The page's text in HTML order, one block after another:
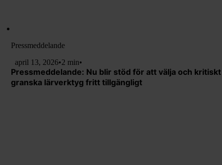
Pressmeddelande
april 13, 2026•2 min•
Pressmeddelande: Nu blir stöd för att välja och kritiskt
granska lärverktyg fritt tillgängligt